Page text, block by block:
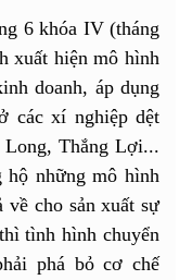
6 khóa IV (tháng
xuất hiện mô hình
doanh, áp dụng
các xí nghiệp dệt
Long, Thắng Lợi...
những mô hình
về cho sản xuất sự
tình hình chuyển
phá bỏ cơ chế